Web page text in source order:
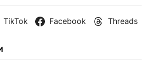
TikTok Facebook Threads